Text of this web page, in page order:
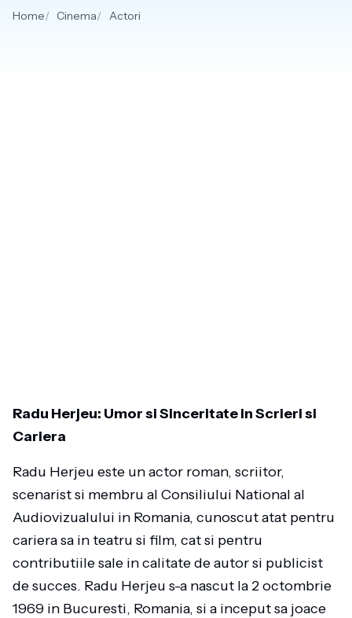
Home Cinema Actori
Radu Herjeu: Umor si Sinceritate in Scrieri si
Cariera
Radu Herjeu este un actor roman, scriitor,
scenarist si membru al Consiliului National al
Audiovizualului in Romania, cunoscut atat pentru
cariera sa in teatru si film, cat si pentru
contributiile sale in calitate de autor si publicist
de succes. Radu Herjeu s-a nascut la 2 octombrie
1969 in Bucuresti, Romania, si a inceput sa joace